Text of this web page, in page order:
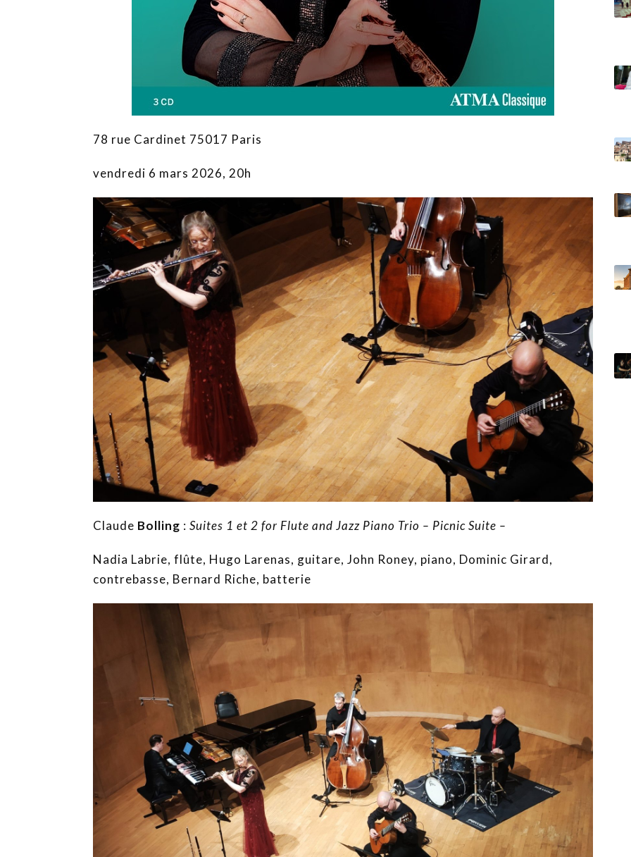
78 rue Cardinet 75017 Paris
vendredi 6 mars 2026, 20h
Claude Bolling : Suites 1 et 2 for Flute and Jazz Piano Trio – Picnic Suite –
Nadia Labrie, flûte, Hugo Larenas, guitare, John Roney, piano, Dominic Girard,
contrebasse, Bernard Riche, batterie